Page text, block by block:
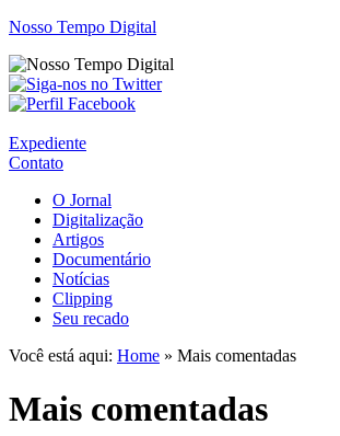
Nosso Tempo Digital
Expediente
Contato
O Jornal
Digitalização
Artigos
Documentário
Notícias
Clipping
Seu recado
Você está aqui: Home » Mais comentadas
Mais comentadas